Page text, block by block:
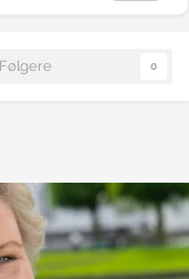
Følgere 0